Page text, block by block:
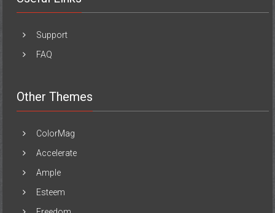
Support
FAQ
Other Themes
ColorMag
Accelerate
Ample
Esteem